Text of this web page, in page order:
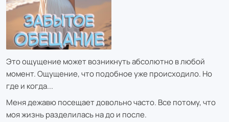
Это ощущение может возникнуть абсолютно в любой
момент. Ощущение, что подобное уже происходило. Но
где и когда...
Меня дежавю посещает довольно часто. Все потому, что
моя жизнь разделилась на до и после.